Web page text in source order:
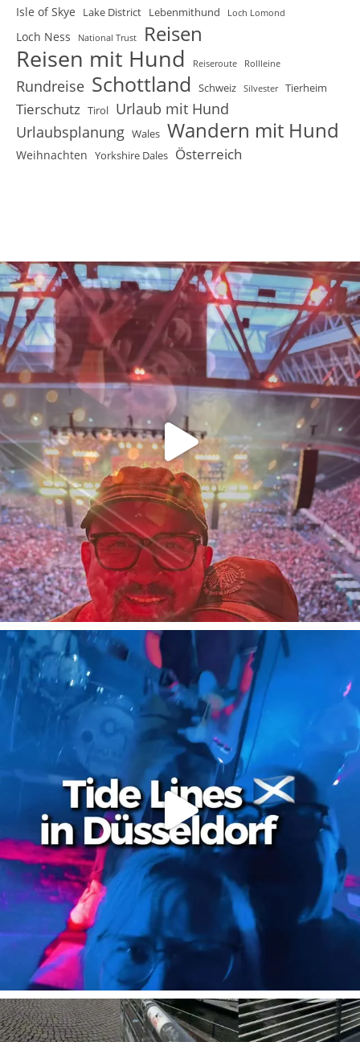
Isle of Skye Lake District Lebenmithund Loch Lomond
Loch Ness National Trust Reisen
Reisen mit Hund Reiseroute Rollleine
Rundreise Schottland Schweiz Silvester Tierheim
Tierschutz Tirol Urlaub mit Hund
Urlaubsplanung Wales Wandern mit Hund
Weihnachten Yorkshire Dales Österreich